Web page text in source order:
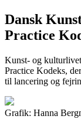
Dansk
Practice
Kunst- og
Practice Kodeks,
til lancering og
Grafik: Hanna